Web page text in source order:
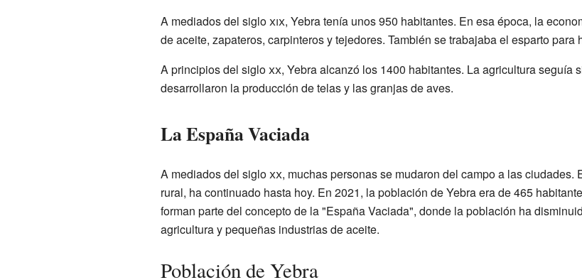
A mediados del sigloxix, Yebra tenía unos 950 habitantes. En esa época, la
de aceite, zapateros, carpinteros y tejedores. También se trabajaba el esparto para
A principios del sigloxx, Yebra alcanzó los 1400 habitantes. La agricultura seguía
desarrollaron la producción de telas y las granjas de aves.
La España Vaciada
A mediados del sigloxx, muchas personas se mudaron del campo a las ciudades.
rural, ha continuado hasta hoy. En 2021, la población de Yebra era de 465
forman parte del concepto de la "España Vaciada", donde la población ha
agricultura y pequeñas industrias de aceite.
Población de Yebra